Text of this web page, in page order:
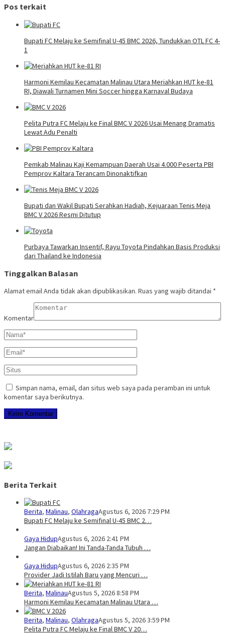
Pos terkait
Bupati FC Melaju ke Semifinal U-45 BMC 2026, Tundukkan OTL FC 4-
1
Harmoni Kemilau Kecamatan Malinau Utara Meriahkan HUT ke-81
RI, Diawali Turnamen Mini Soccer hingga Karnaval Budaya
Pelita Putra FC Melaju ke Final BMC V 2026 Usai Menang Dramatis
Lewat Adu Penalti
Pemkab Malinau Kaji Kemampuan Daerah Usai 4.000 Peserta PBI
Pemprov Kaltara Terancam Dinonaktifkan
Bupati dan Wakil Bupati Serahkan Hadiah, Kejuaraan Tenis Meja
BMC V 2026 Resmi Ditutup
Purbaya Tawarkan Insentif, Rayu Toyota Pindahkan Basis Produksi
dari Thailand ke Indonesia
Tinggalkan Balasan
Alamat email Anda tidak akan dipublikasikan. Ruas yang wajib ditandai *
Komentar
Simpan nama, email, dan situs web saya pada peramban ini untuk
komentar saya berikutnya.
Berita Terkait
Berita, Malinau, OlahragaAgustus 6, 2026 7:29 PM
Bupati FC Melaju ke Semifinal U-45 BMC 2…
Gaya HidupAgustus 6, 2026 2:41 PM
Jangan Diabaikan! Ini Tanda-Tanda Tubuh …
Gaya HidupAgustus 6, 2026 2:35 PM
Provider Jadi Istilah Baru yang Mencuri …
Berita, MalinauAgustus 5, 2026 8:58 PM
Harmoni Kemilau Kecamatan Malinau Utara …
Berita, Malinau, OlahragaAgustus 5, 2026 3:59 PM
Pelita Putra FC Melaju ke Final BMC V 20…